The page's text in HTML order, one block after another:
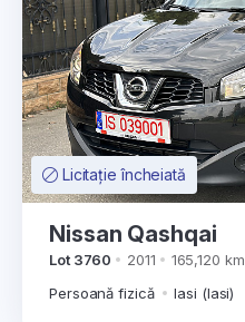
Licitație încheiată
Nissan Qashqai
Lot 3760 2011 165,120 km
Persoană fizică
Iasi (Iasi)